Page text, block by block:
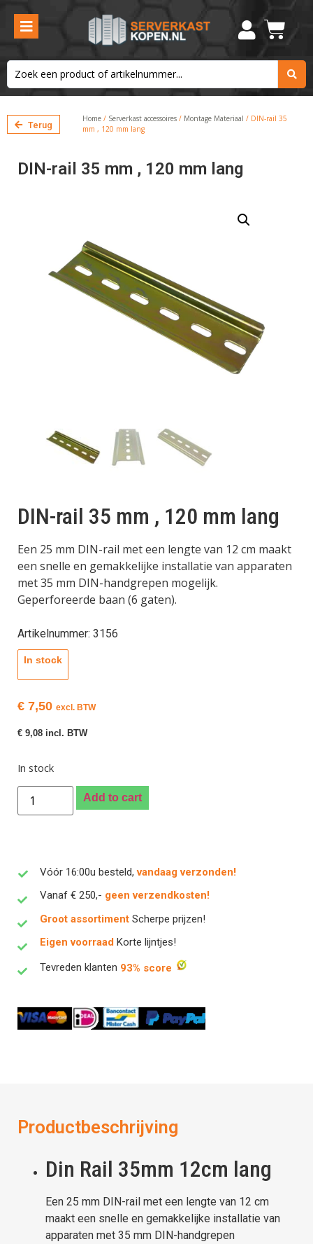
Terug
Home / Serverkast accessoires / Montage Materiaal / DIN-rail 35
mm , 120 mm lang
DIN-rail 35 mm , 120 mm lang
DIN-rail 35 mm , 120 mm lang
Een 25 mm DIN-rail met een lengte van 12 cm maakt
een snelle en gemakkelijke installatie van apparaten
met 35 mm DIN-handgrepen mogelijk.
Geperforeerde baan (6 gaten).
Artikelnummer: 3156
In stock
€ 7,50 excl. BTW
€ 9,08 incl. BTW
In stock
Add to cart
Vóór 16:00u besteld,vandaag verzonden!
Vanaf € 250,- geen verzendkosten!
Groot assortiment Scherpe prijzen!
Eigen voorraad Korte lijntjes!
Tevreden klanten 93% score
Productbeschrijving
Din Rail 35mm 12cm lang
Een 25 mm DIN-rail met een lengte van 12 cm
maakt een snelle en gemakkelijke installatie van
apparaten met 35 mm DIN-handgrepen